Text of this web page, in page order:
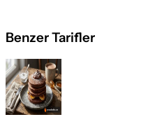
Benzer Tarifler